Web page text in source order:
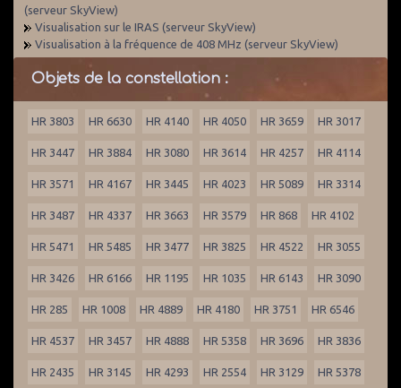
(serveur SkyView)
Visualisation sur le IRAS (serveur SkyView)
Visualisation à la fréquence de 408 MHz (serveur SkyView)
Objets de la constellation :
HR 3803 HR 6630 HR 4140 HR 4050 HR 3659 HR 3017
HR 3447 HR 3884 HR 3080 HR 3614 HR 4257 HR 4114
HR 3571 HR 4167 HR 3445 HR 4023 HR 5089 HR 3314
HR 3487 HR 4337 HR 3663 HR 3579 HR 868 HR 4102
HR 5471 HR 5485 HR 3477 HR 3825 HR 4522 HR 3055
HR 3426 HR 6166 HR 1195 HR 1035 HR 6143 HR 3090
HR 285 HR 1008 HR 4889 HR 4180 HR 3751 HR 6546
HR 4537 HR 3457 HR 4888 HR 5358 HR 3696 HR 3836
HR 2435 HR 3145 HR 4293 HR 2554 HR 3129 HR 5378